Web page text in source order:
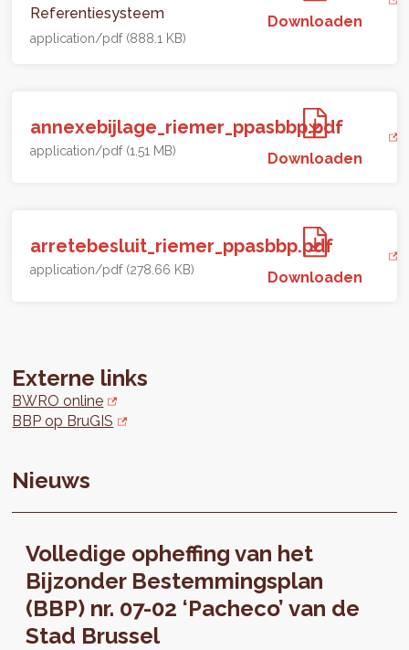
Referentiesysteem
application/pdf (888.1 KB)
Downloaden
annexebijlage_riemer_ppasbbp.pdf
application/pdf (1.51 MB) Downloaden
arretebesluit_riemer_ppasbbp.pdf
application/pdf (278.66 KB) Downloaden
Externe links
BWRO online
BBP op BruGIS
Nieuws
Volledige opheffing van het
Bijzonder Bestemmingsplan
(BBP) nr. 07-02 ‘Pacheco’ van de
Stad Brussel